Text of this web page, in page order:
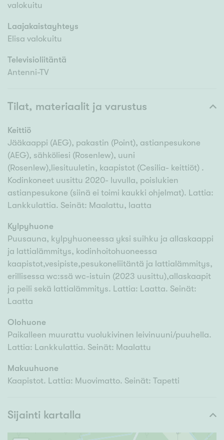
valokuitu
Laajakaistayhteys
Elisa valokuitu
Televisioliitäntä
Antenni-TV
Tilat, materiaalit ja varustus
Keittiö
Jääkaappi (AEG), pakastin (Point), astianpesukone
(AEG), sähköliesi (Rosenlew), uuni
(Rosenlew),liesituuletin, kaapistot (Cesilia- keittiöt) .
Kodinkoneet uusittu 2020- luvulla, poislukien
astianpesukone (siinä ei toimi kaukki ohjelmat). Lattia:
Lankkulattia. Seinät: Maalattu, laatta
Kylpyhuone
Puusauna, kylpyhuoneessa yksi suihku ja allaskaappi
ja lattialämmitys, kodinhoitohuoneessa
kaapistot,vesipiste,pesukoneliitäntä ja lattialämmitys,
erillisessa wc:ssä wc-istuin (2023 uusittu),allaskaapit
ja peili sekä lattialämmitys. Lattia: Laatta. Seinät:
Laatta
Olohuone
Paikalleen muurattu vuolukivinen leivinuuni/puuhella.
Lattia: Lankkulattia. Seinät: Maalattu
Makuuhuone
Kaapistot. Lattia: Muovimatto. Seinät: Tapetti
Sijainti kartalla